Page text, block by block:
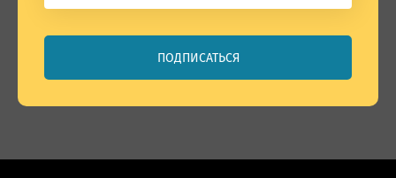
Банкротство и СО
Корпоративное право
Обязательственное право
Вещное право
ПОДПИСАТЬСЯ